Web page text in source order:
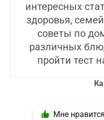
интересных
здоровья,
советы по
различных
пройти тест
Мне нравится